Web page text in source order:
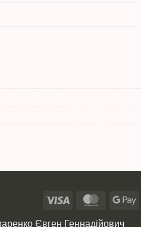
Євген Геннадійович